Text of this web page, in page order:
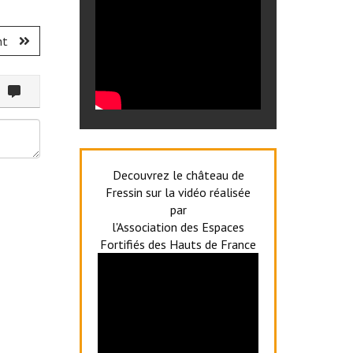
Decouvrez le château de
Fressin sur la vidéo réalisée
par
l'Association des Espaces
Fortifiés des Hauts de France